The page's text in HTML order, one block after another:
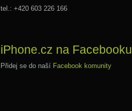
tel.: +420 603 226 166
iPhone.cz na Facebooku
Přidej se do naší Facebook komunity